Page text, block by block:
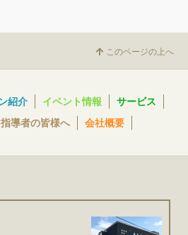
このページの上へ
紹介 イベント情報
サービス
指導者の皆様へ 会社概要